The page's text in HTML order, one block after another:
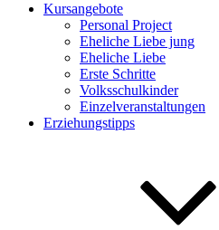
Kursangebote
Personal Project
Eheliche Liebe jung
Eheliche Liebe
Erste Schritte
Volksschulkinder
Einzelveranstaltungen
Erziehungstipps